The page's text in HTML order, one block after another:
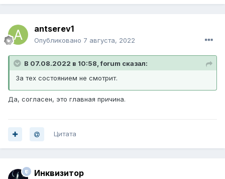
antserev1
Опубликовано 7 августа, 2022
В 07.08.2022 в 10:58, forum сказал:
За тех состоянием не смотрит.
Да, согласен, это главная причина.
Цитата
Инквизитор